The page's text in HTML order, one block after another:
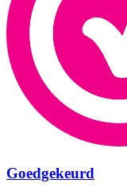
Goedgekeurd